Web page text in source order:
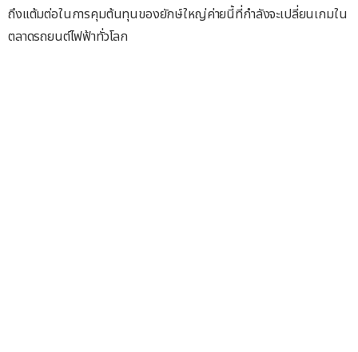
ถึงแต้มต่อในการคุมต้นทุนของยักษ์ใหญ่ค่ายนี้ที่กำลังจะเปลี่ยนเกมใน
ตลาดรถยนต์ไฟฟ้าทั่วโลก